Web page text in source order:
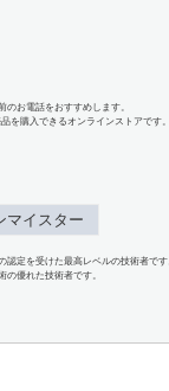
お電話をおすすめします。
を購入できるオンラインストアです。
マイスター
定を受けた最高レベルの技術者です
優れた技術者です。